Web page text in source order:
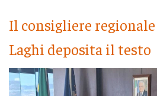
Il consigliere
Laghi deposita il testo